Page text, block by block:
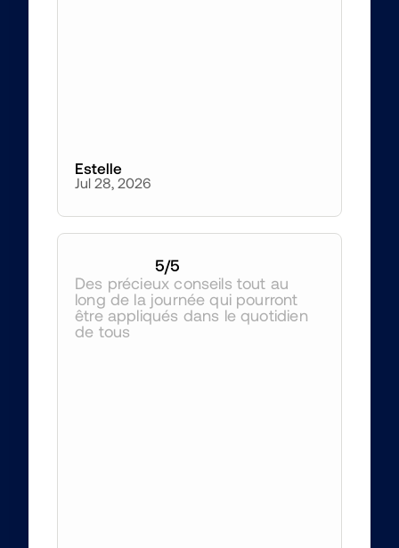
Estelle
Jul 28, 2026
5/5
Des précieux conseils tout au
long de la journée qui pourront
être appliqués dans le quotidien
de tous